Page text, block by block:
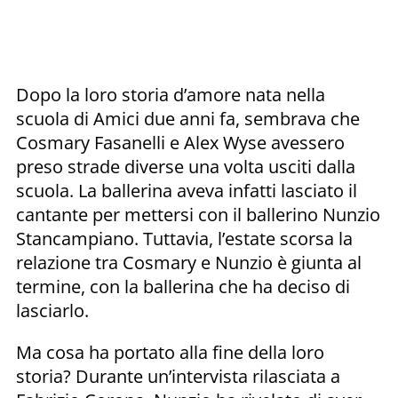
Dopo la loro storia d’amore nata nella
scuola di Amici due anni fa, sembrava che
Cosmary Fasanelli e Alex Wyse avessero
preso strade diverse una volta usciti dalla
scuola. La ballerina aveva infatti lasciato il
cantante per mettersi con il ballerino Nunzio
Stancampiano. Tuttavia, l’estate scorsa la
relazione tra Cosmary e Nunzio è giunta al
termine, con la ballerina che ha deciso di
lasciarlo.
Ma cosa ha portato alla fine della loro
storia? Durante un’intervista rilasciata a